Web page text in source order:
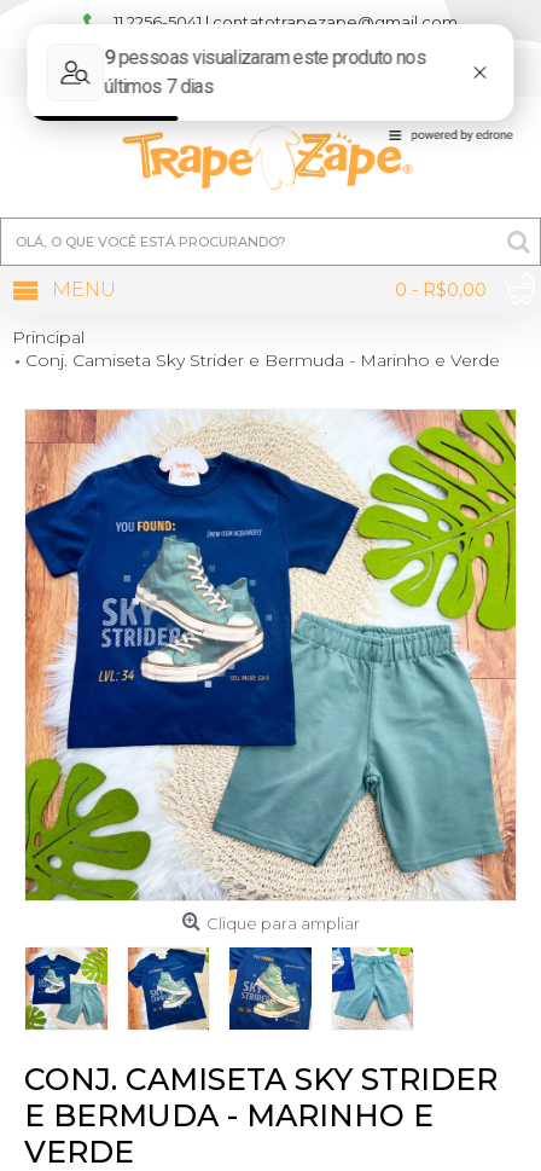
11 2256-5041 | contatotrapezape@gmail.com
MINHA CONTA
0 - R$0,00
MENU
Principal
Conj. Camiseta Sky Strider e Bermuda - Marinho e Verde
Clique para ampliar
CONJ. CAMISETA SKY STRIDER
E BERMUDA - MARINHO E
VERDE